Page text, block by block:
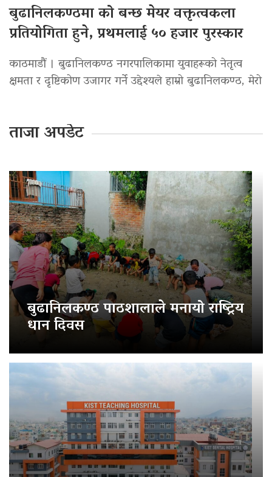
बुढानिलकण्ठमा को बन्छ मेयर वक्तृत्वकला
प्रतियोगिता हुने, प्रथमलाई ५० हजार पुरस्कार
काठमाडौं । बुढानिलकण्ठ नगरपालिकामा युवाहरूको नेतृत्व
क्षमता र दृष्टिकोण उजागर गर्ने उद्देश्यले हाम्रो बुढानिलकण्ठ, मेरो
ताजा अपडेट
बुढानिलकण्ठ पाठशालाले मनायो राष्ट्रिय
धान दिवस